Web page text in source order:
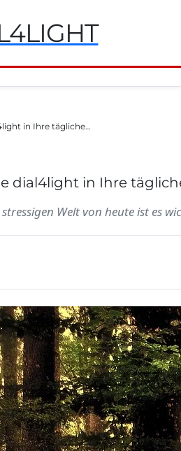
in Ihre tägliche…
dial4light in Ihre
Welt von heute ist es